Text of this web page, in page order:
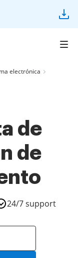
electrónica
de
de
24/7 support